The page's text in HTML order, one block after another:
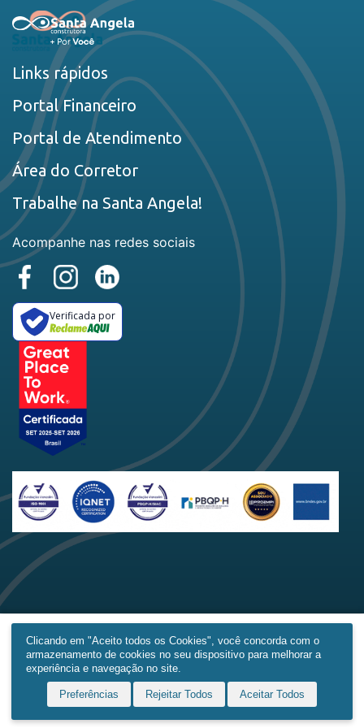
Links rápidos
Portal Financeiro
Portal de Atendimento
Área do Corretor
Trabalhe na Santa Angela!
Acompanhe nas redes sociais
Verificada por
Home Produtos Obras Contato Mais
Clicando em "Aceito todos os Cookies", você concorda com o
armazenamento de cookies no seu dispositivo para melhorar a
experiência e navegação no site.
Preferências Rejeitar Todos Aceitar Todos